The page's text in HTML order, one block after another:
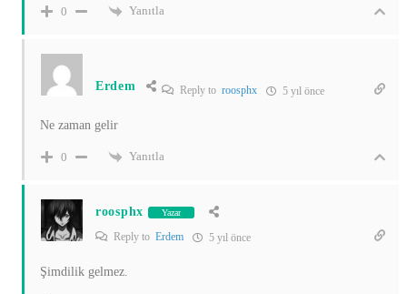
0 Yanıtla
Erdem Reply to roosphx 5 yıl önce
Ne zaman gelir
0 Yanıtla
roosphx Yazar
Reply to Erdem 5 yıl önce
Şimdilik gelmez.